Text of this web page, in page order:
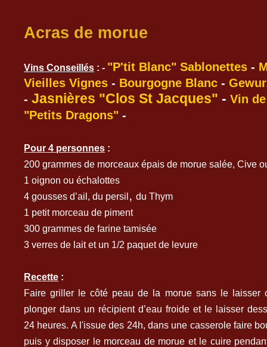
Acras de morue
Vins Conseillés : - "P'tit Blanc" Sablonettes -
Vieilles Vignes - Bourgogne Blanc -
- Jasnières "Clos St Jacques" - Vin
"Petits Dragons" -
Pour 4 personnes :
200 grammes de morceaux épais de morue salée, Cive
1 oignon ou échalottes
4 gousses d’ail, du persil, du Thym
1 petit morceau de piment
300 grammes de farine tamisée
3 verres de lait et un 1/2 paquet de levure
Recette :
Faire griller le côté peau de la morue sans le laisser
plonger dans un récipient d’eau froide et le laisser
24 heures. A l'issue des 24h, dans une casserole faire
puis y disposer le morceau de morue et le cuire